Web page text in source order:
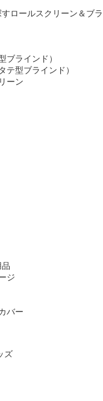
ロールスクリーン＆ブラ
ブラインド）
テ型ブラインド）
ーン
ジ
バー
ズ